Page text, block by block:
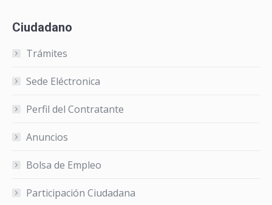
Ciudadano
Trámites
Sede Eléctronica
Perfil del Contratante
Anuncios
Bolsa de Empleo
Participación Ciudadana